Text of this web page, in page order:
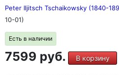
Peter Iljitsch Tschaikowsky (1840-
10-01)
Есть в наличии
7599 руб. В корзину